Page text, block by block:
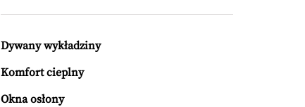
Dywany wykładziny
Komfort cieplny
Okna osłony